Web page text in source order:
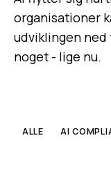
organisationer
udviklingen
noget - lige nu.
ALLE AI